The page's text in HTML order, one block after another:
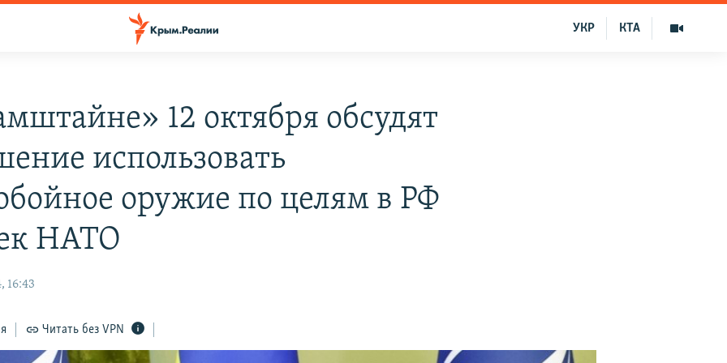
КТА
УКР
12 октября обсудят
использовать
оружие по целям в РФ
НАТО
16:43
Читать без VPN